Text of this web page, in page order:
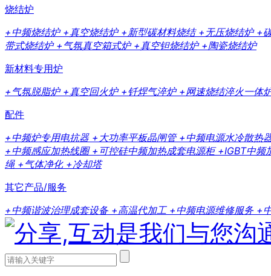
烧结炉
+中频烧结炉 +真空烧结炉 +新型碳材料烧结 +无压烧结炉 +
带式烧结炉 +气氛真空箱式炉 +真空钽烧结炉 +陶瓷烧结炉
新材料专用炉
+气氛脱脂炉 +真空回火炉 +钎焊气淬炉 +网速烧结淬火一体
配件
+中频炉专用电抗器 +大功率平板晶闸管 +中频电源水冷散热
+中频感应加热线圈 +可控硅中频加热成套电源柜+IGBT中频
绳 +气体净化 +冷却塔
其它产品/服务
+中频谐波治理成套设备 +高温代加工 +中频电源维修服务 +